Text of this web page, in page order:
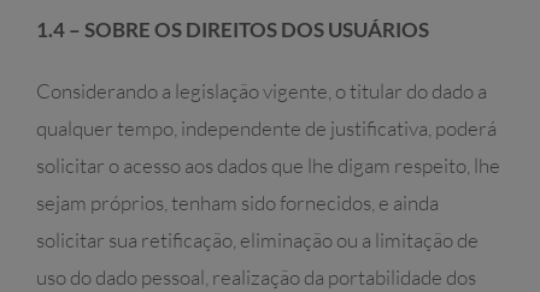
1.4 – SOBRE OS DIREITOS DOS USUÁRIOS
Considerando a legislação vigente, o titular do dado a
qualquer tempo, independente de justificativa, poderá
solicitar o acesso aos dados que lhe digam respeito, lhe
sejam próprios, tenham sido fornecidos, e ainda
solicitar sua retificação, eliminação ou a limitação de
uso do dado pessoal, realização da portabilidade dos